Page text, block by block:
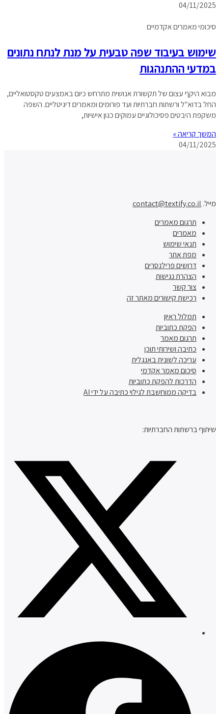
04/11/2025
סיכומי מאמרים אקדמיים
שימוש בעיבוד שפה טבעית על מנת לנתח נתונים
במדעי ההתנהגות
מבוא היקף עצום של תקשורת אנושית מתרחש כיום באמצעים טקסטואליים,
החל בדוא"ל ורשתות חברתיות ועד פורומים ומאמרים דיגיטליים. השפה
משקפת היבטים פסיכולוגיים עמוקים כגון אישיות,
המשך קריאה »
04/11/2025
מייל. contact@textify.co.il
תרגום מאמרים
מאמרים
תנאי שימוש
מפת אתר
דרושים פרילנסרים
הצהרת נגישות
צור קשר
רכישת קישורים מאתר זה
תמלול ראיון
הפקת כתוביות
תרגום מאמר
כתיבה ושירותי תוכן
עריכה לשונית באנגלית
סיכום מאמר אקדמי
הדרכות להפקת כתוביות
בדיקה ממוחשבת לגילוי כתיבה על ידי AI
שיתוף ברשתות החברתיות: